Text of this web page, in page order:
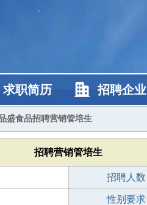
求职简历 招聘企业
盛食品招聘营销管培生
招聘营销管培生
招聘人数
性别要求